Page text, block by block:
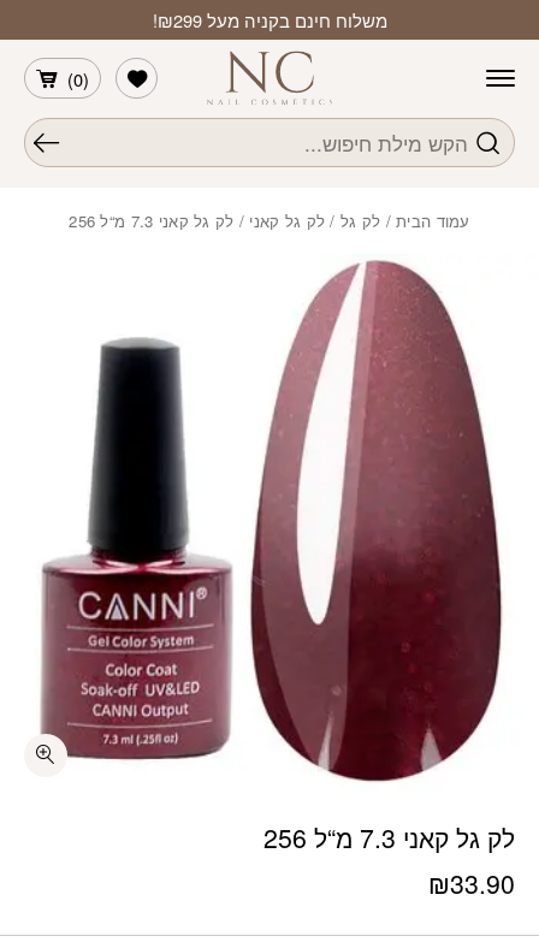
משלוח חינם בקניה מעל ₪299!
חיפוש
(
0
)
הרשימה שלי
עמוד הבית/ לק גל / לק גל קאני / לק גל קאני 7.3 מ“ל 256
לק גל קאני 7.3 מ“ל 256
₪33.90